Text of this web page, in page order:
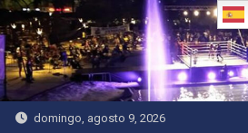
Saltar
al
contenido
domingo, agosto 9, 2026